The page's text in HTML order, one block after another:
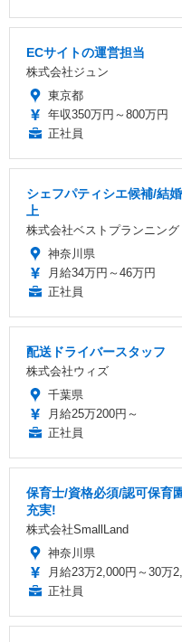
ECサイトの運営担当
株式会社ジュン
東京都
年収350万円～800万円
正社員
シェフパティシエ候補/結
上
株式会社ベストプランニング
神奈川県
月給34万円～46万円
正社員
配送ドライバースタッフ
株式会社ウィズ
千葉県
月給25万200円～
正社員
保育士/資格必須/認可保育
充実!
株式会社SmallLand
神奈川県
月給23万2,000円～30万
正社員